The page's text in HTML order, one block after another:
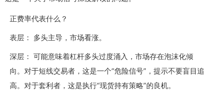
正费率代表什么？
表层： 多头主导，市场看涨。
深层： 可能意味着杠杆多头过度涌入，市场存在泡沫化倾
向。对于短线交易者，这是一个“危险信号”，提示不要盲目追
高。对于套利者，这是执行“现货持有策略”的良机。